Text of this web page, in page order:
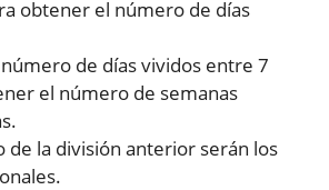
obtener el número de días
de días vividos entre 7
el número de semanas
de la división anterior serán los